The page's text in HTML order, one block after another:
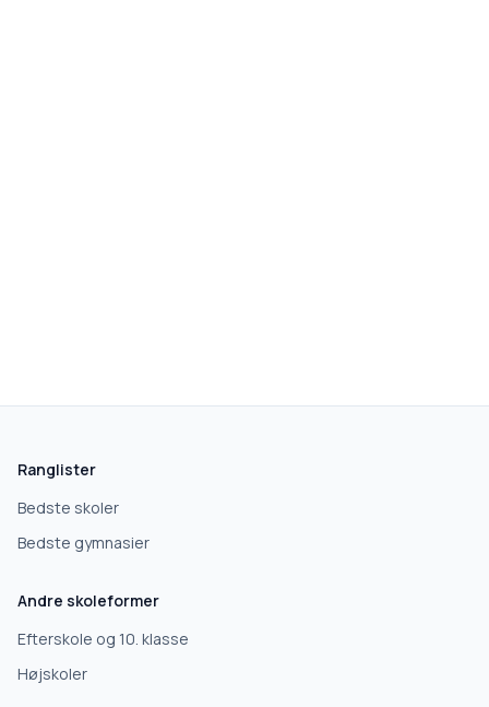
Ranglister
Bedste skoler
Bedste gymnasier
Andre skoleformer
Efterskole og 10. klasse
Højskoler